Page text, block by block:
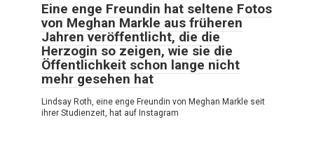
Eine enge Freundin hat seltene Fotos
von Meghan Markle aus früheren
Jahren veröffentlicht, die die
Herzogin so zeigen, wie sie die
Öffentlichkeit schon lange nicht
mehr gesehen hat
Lindsay Roth, eine enge Freundin von Meghan Markle seit
ihrer Studienzeit, hat auf Instagram